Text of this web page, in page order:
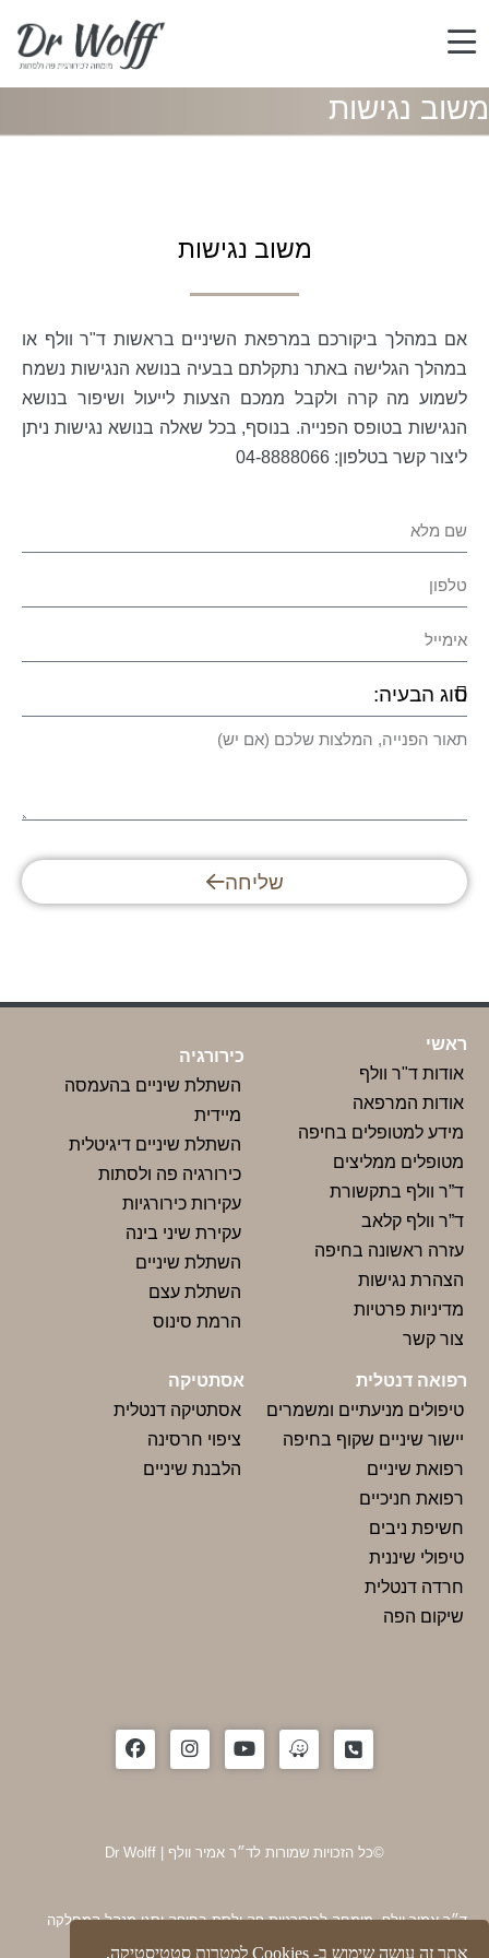
משוב נגישות
משוב נגישות
אם במהלך ביקורכם במרפאת השיניים בראשות ד"ר וולף או
במהלך הגלישה באתר נתקלתם בבעיה בנושא הנגישות נשמח
לשמוע מה קרה ולקבל ממכם הצעות לייעול ושיפור בנושא
הנגישות בטופס הפנייה. בנוסף, בכל שאלה בנושא נגישות ניתן
ליצור קשר בטלפון: 04-8888066
שליחה
ראשי
אודות ד"ר וולף
אודות המרפאה
מידע למטופלים בחיפה
מטופלים ממליצים
ד”ר וולף בתקשורת
ד”ר וולף קלאב
עזרה ראשונה בחיפה
הצהרת נגישות
מדיניות פרטיות
צור‬ קשר
כירורגיה
השתלת שיניים בהעמסה
מיידית
השתלת שיניים דיגיטלית
כירורגיה פה ולסתות
עקירות כירורגיות
עקירת שיני בינה
השתלת שיניים
השתלת עצם
הרמת סינוס
רפואה דנטלית
טיפולים מניעתיים ומשמרים
יישור שיניים שקוף בחיפה
רפואת שיניים
רפואת חניכיים
חשיפת ניבים
טיפולי שיננית
חרדה דנטלית
שיקום הפה
אסתטיקה
אסתטיקה דנטלית
ציפוי חרסינה
הלבנת שיניים
©כל הזכויות שמורות לד״ר אמיר וולף | Dr Wolff
ד״ר אמיר וולף, מומחה לכירורגיית פה ולסת בחיפה וסגן מנהל המחלקה
לכירורגיה פה ולסתות ברמב״ם, בעל תואר MD מהטכניון ו-DMD
אתר זה עושה שימוש ב- Cookies למטרות סטטיסטיקה,